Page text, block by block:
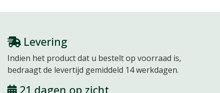
Levering
Indien het product dat u bestelt op voorraad is,
bedraagt de levertijd gemiddeld 14 werkdagen.
21 dagen op zicht